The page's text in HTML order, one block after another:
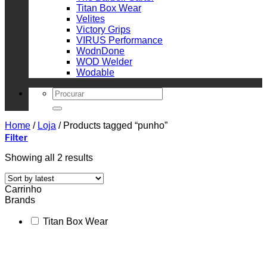
Titan Box Wear
Velites
Victory Grips
VIRUS Performance
WodnDone
WOD Welder
Wodable
Search
for:
Home / Loja /Products tagged “punho”
Filter
Showing all 2 resultsSorted
latest
Carrinho
Brands
Titan Box Wear